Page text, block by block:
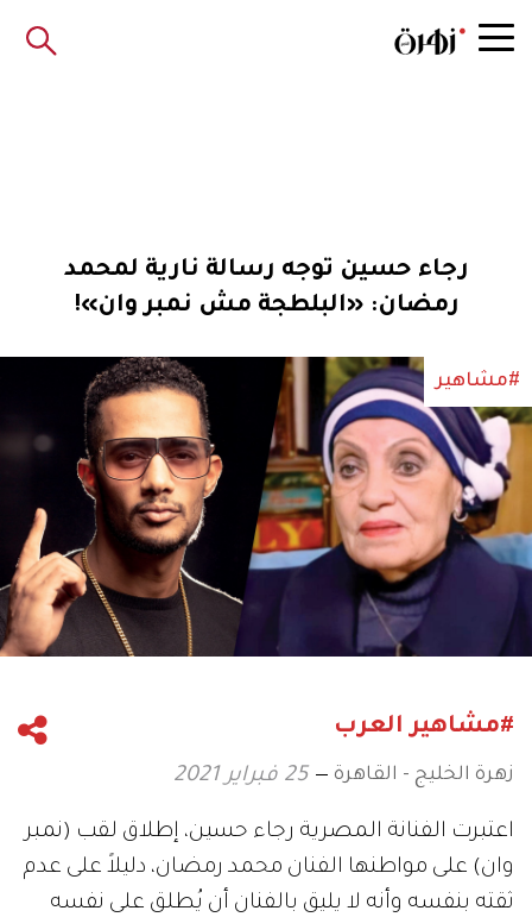
رجاء حسين توجه رسالة نارية لمحمد
رمضان: «البلطجة مش نمبر وان»!
#مشاهير
#مشاهير العرب
زهرة الخليج - القاهرة 25 فبراير 2021
اعتبرت الفنانة المصرية رجاء حسين، إطلاق لقب (نمبر
وان) على مواطنها الفنان محمد رمضان، دليلاً على عدم
ثقته بنفسه وأنه لا يليق بالفنان أن يُطلق على نفسه